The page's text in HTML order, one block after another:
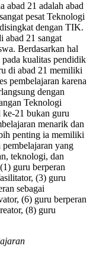
abad 21 adalah abad
pesat Teknologi
dengan TIK.
abad 21 sangat
Berdasarkan hal
kualitas pendidik
di abad 21 memiliki
pembelajaran karena
dengan
Teknologi
21 bukan guru
menarik dan
penting ia memiliki
yang
teknologi, dan
guru berperan
(3) guru
sebagai
(6) guru berperan
(8) guru